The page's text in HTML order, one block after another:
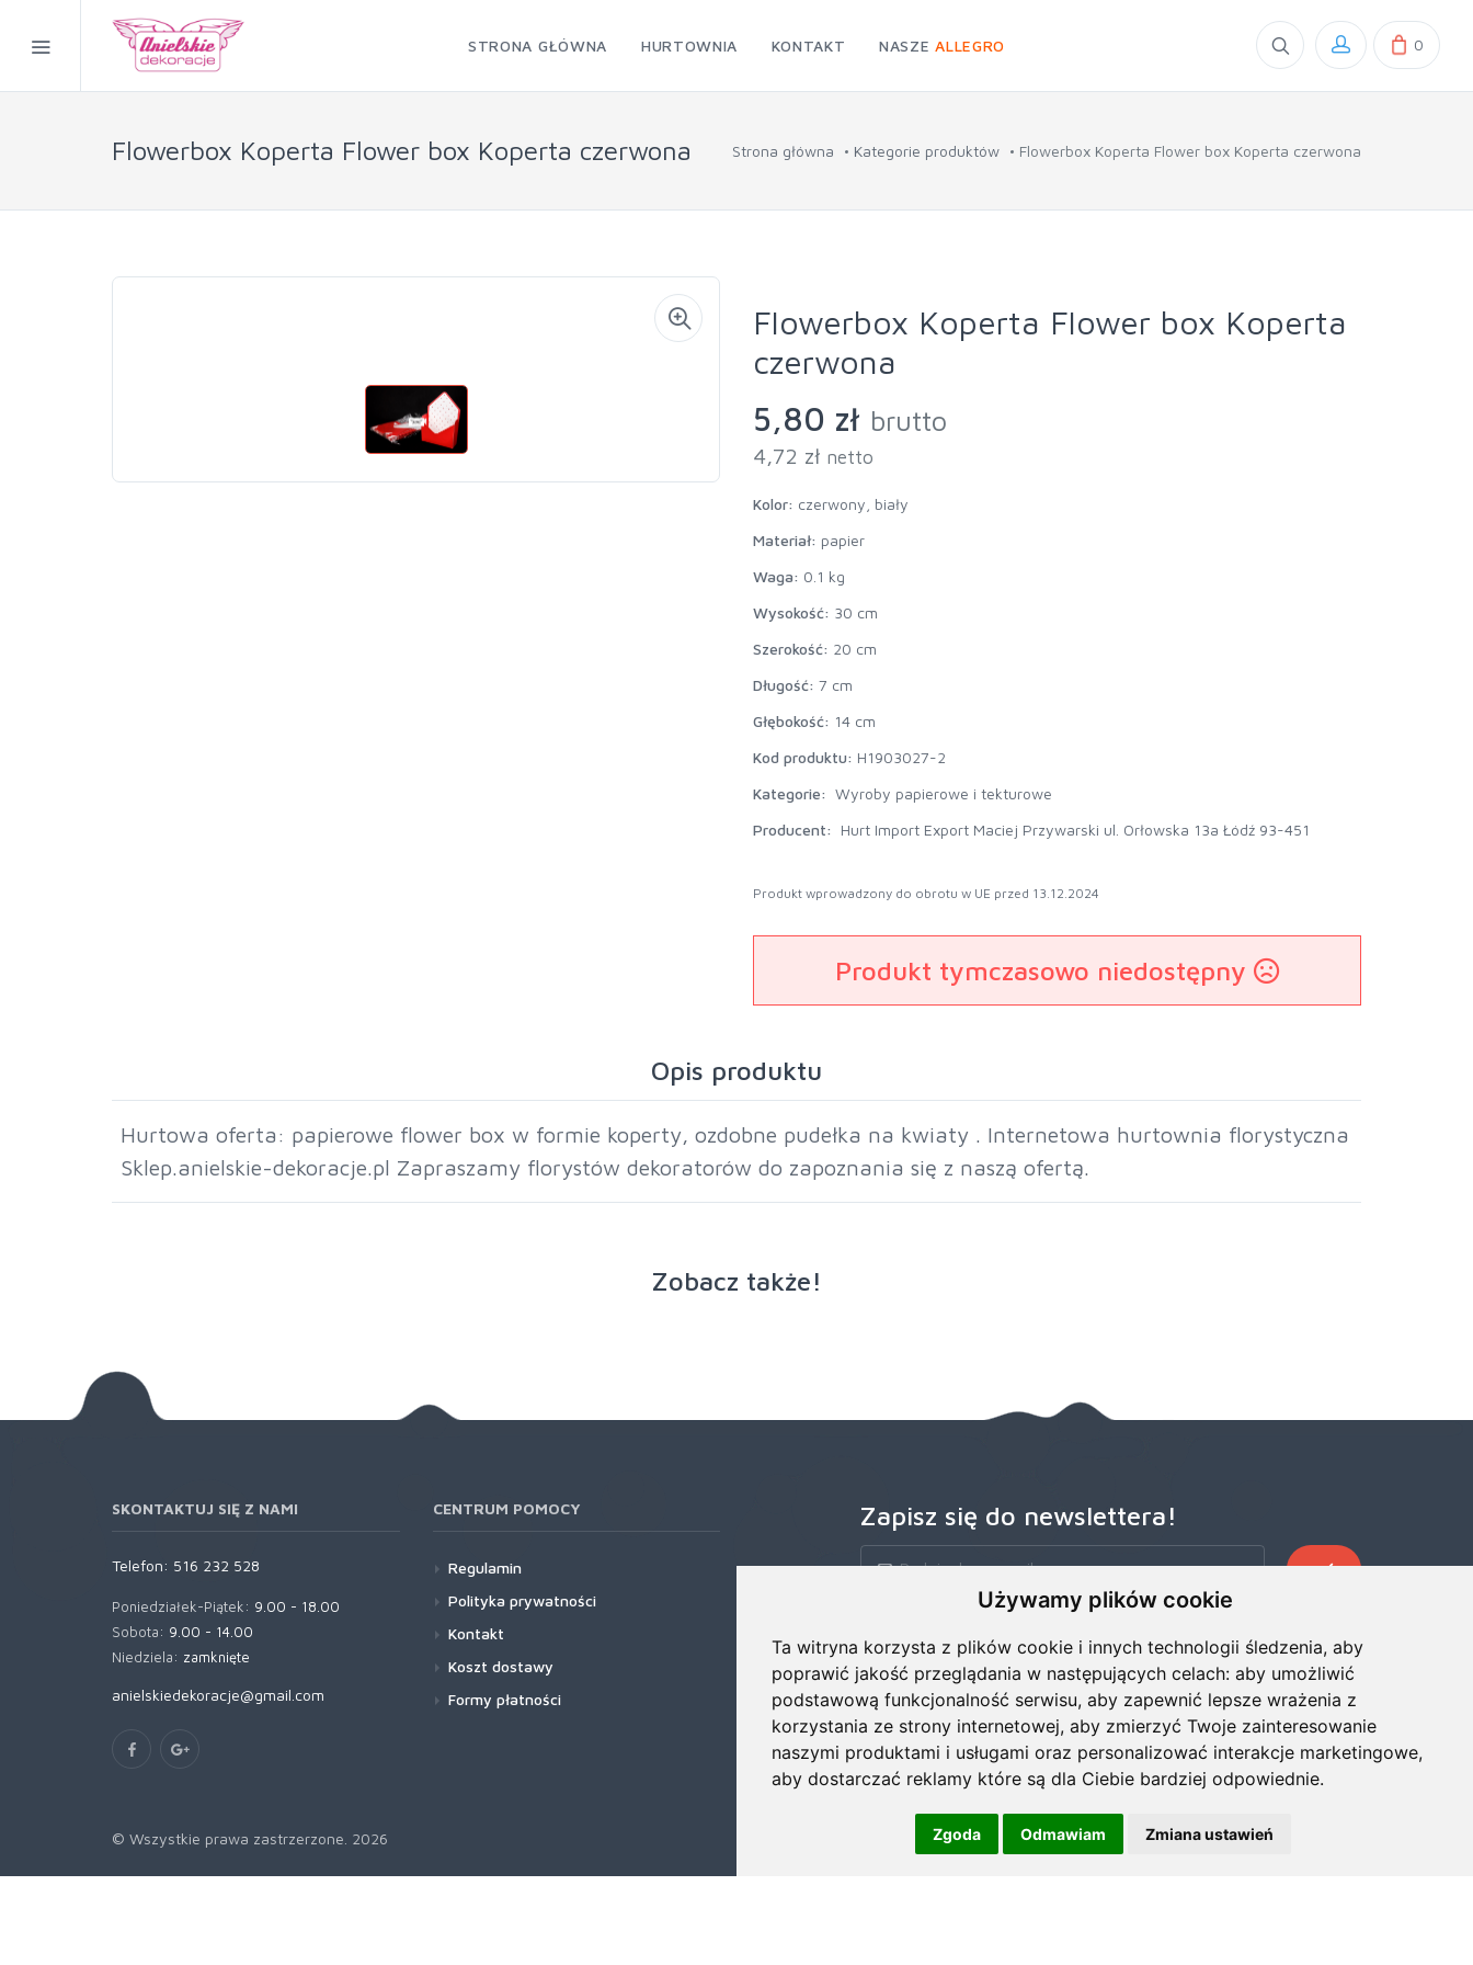
Używamy plików cookie
Ta witryna korzysta z plików cookie i innych technologii śledzenia, aby
poprawić jakość przeglądania w następujących celach: aby umożliwić
podstawową funkcjonalność serwisu, aby zapewnić lepsze wrażenia z
korzystania ze strony internetowej, aby zmierzyć Twoje zainteresowanie
naszymi produktami i usługami oraz personalizować interakcje marketingowe,
aby dostarczać reklamy które są dla Ciebie bardziej odpowiednie.
Zgoda Odmawiam Zmiana ustawień
STRONA GŁÓWNA HURTOWNIA KONTAKT NASZEALLEGRO 0
Flowerbox Koperta Flower box Koperta czerwona Strona główna Kategorie produktów Flowerbox Koperta Flower box Koperta czerwona
Flowerbox Koperta Flower box Koperta
czerwona
5,80 zł brutto
4,72 zł netto
Kolor: czerwony, biały
Materiał: papier
Waga: 0.1 kg
Wysokość: 30 cm
Szerokość: 20 cm
Długość: 7 cm
Głębokość: 14 cm
Kod produktu: H1903027-2
Kategorie: Wyroby papierowe i tekturowe
Producent:
Hurt Import Export Maciej Przywarski ul. Orłowska 13a Łódź 93-451
Produkt wprowadzony do obrotu w UE przed 13.12.2024
Produkt tymczasowo niedostępny
Opis produktu
Hurtowa oferta: papierowe flower box w formie koperty, ozdobne pudełka na kwiaty . Internetowa hurtownia florystyczna
Sklep.anielskie-dekoracje.pl Zapraszamy florystów dekoratorów do zapoznania się z naszą ofertą.
Zobacz także!
SKONTAKTUJ SIĘ Z NAMI
Telefon: 516 232 528
Poniedziałek-Piątek: 9.00 - 18.00
Sobota: 9.00 - 14.00
Niedziela: zamknięte
anielskiedekoracje@gmail.com
CENTRUM POMOCY
Regulamin
Polityka prywatności
Kontakt
Koszt dostawy
Formy płatności
Zapisz się do newslettera!
Zapisz się do naszego Newslettera, aby otrzymywać wczesne oferty
© Wszystkie prawa zastrzerzone. 2026